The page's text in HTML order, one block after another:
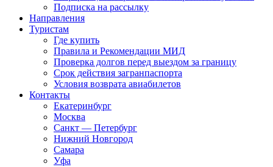
Подписка на рассылку
Направления
Туристам
Где купить
Правила и Рекомендации МИД
Проверка долгов перед выездом за границу
Срок действия загранпаспорта
Условия возврата авиабилетов
Контакты
Екатеринбург
Москва
Санкт — Петербург
Нижний Новгород
Самара
Уфа